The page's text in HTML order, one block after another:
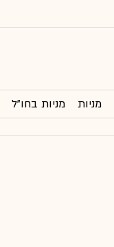
מניות מניות בחו"ל